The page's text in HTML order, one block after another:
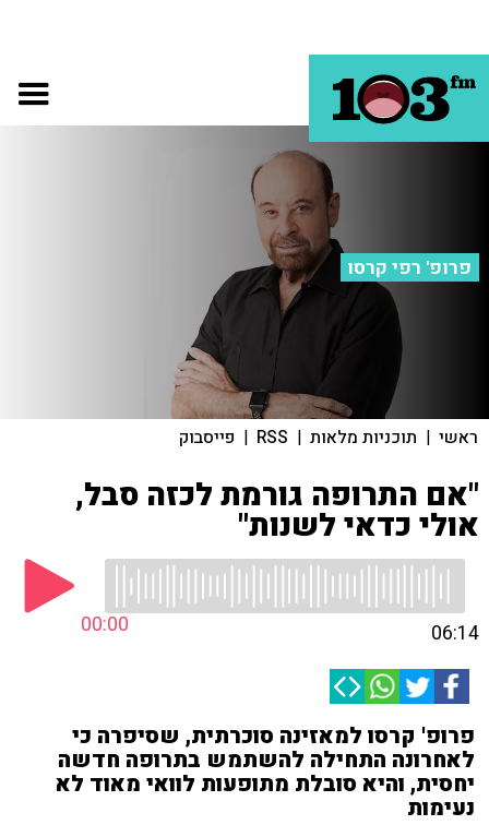
פרופ' רפי קרסו
ראשי | תוכניות מלאות |
RSS
| פייסבוק
"אם התרופה גורמת לכזה סבל,
אולי כדאי לשנות"
00:00 06:14
פרופ' קרסו למאזינה סוכרתית, שסיפרה כי
לאחרונה התחילה להשתמש בתרופה חדשה
יחסית, והיא סובלת מתופעות לוואי מאוד לא
נעימות